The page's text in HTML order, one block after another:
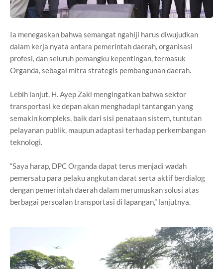
Ia menegaskan bahwa semangat ngahiji harus diwujudkan
dalam kerja nyata antara pemerintah daerah, organisasi
profesi, dan seluruh pemangku kepentingan, termasuk
Organda, sebagai mitra strategis pembangunan daerah.
Lebih lanjut, H. Ayep Zaki mengingatkan bahwa sektor
transportasi ke depan akan menghadapi tantangan yang
semakin kompleks, baik dari sisi penataan sistem, tuntutan
pelayanan publik, maupun adaptasi terhadap perkembangan
teknologi.
“Saya harap, DPC Organda dapat terus menjadi wadah
pemersatu para pelaku angkutan darat serta aktif berdialog
dengan pemerintah daerah dalam merumuskan solusi atas
berbagai persoalan transportasi di lapangan,” lanjutnya.